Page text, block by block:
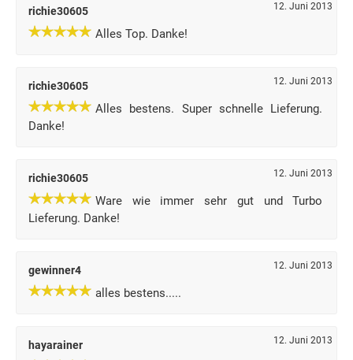
richie30605 12. Juni 2013
Alles Top. Danke!
richie30605 12. Juni 2013
Alles bestens. Super schnelle Lieferung.
Danke!
richie30605 12. Juni 2013
Ware wie immer sehr gut und Turbo
Lieferung. Danke!
gewinner4 12. Juni 2013
alles bestens.....
hayarainer 12. Juni 2013